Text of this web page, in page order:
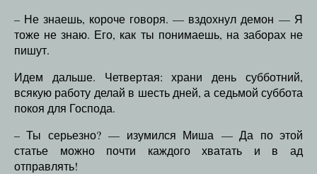
– Не знаешь, короче говоря. — вздохнул демон — Я
тоже не знаю. Его, как ты понимаешь, на заборах не
пишут.
Идем дальше. Четвертая: храни день субботний,
всякую работу делай в шесть дней, а седьмой суббота
покоя для Господа.
– Ты серьезно? — изумился Миша — Да по этой
статье можно почти каждого хватать и в ад
отправлять!